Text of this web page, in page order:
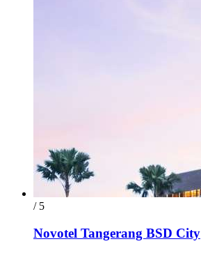
/ 5
Novotel Tangerang BSD City